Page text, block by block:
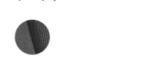
Innenausstattung